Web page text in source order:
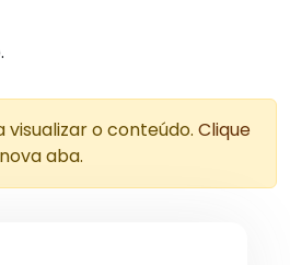
visualizar o conteúdo. Clique
aba.